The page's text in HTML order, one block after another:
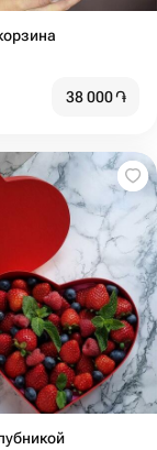
38 000֏